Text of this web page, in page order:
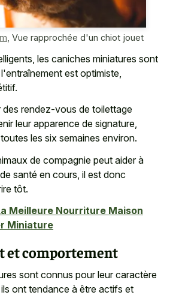
, Vue rapprochée d'un chiot jouet
les caniches miniatures sont
est optimiste,
rendez-vous de toilettage
leur apparence de signature,
les six semaines environ.
de compagnie peut aider à
santé en cours, il est donc
tôt.
Meilleure Nourriture Maison
Miniature
et comportement
sont connus pour leur caractère
ont tendance à être actifs et